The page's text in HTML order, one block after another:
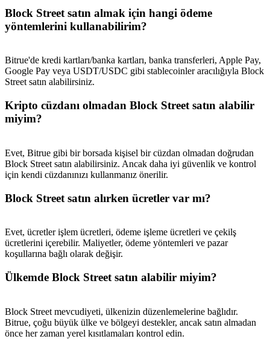
Block Street satın almak için hangi ödeme
yöntemlerini kullanabilirim?
Bitrue'de kredi kartları/banka kartları, banka transferleri, Apple Pay,
Google Pay veya USDT/USDC gibi stablecoinler aracılığıyla Block
Street satın alabilirsiniz.
Kripto cüzdanı olmadan Block Street satın alabilir
miyim?
Evet, Bitrue gibi bir borsada kişisel bir cüzdan olmadan doğrudan
Block Street satın alabilirsiniz. Ancak daha iyi güvenlik ve kontrol
için kendi cüzdanınızı kullanmanız önerilir.
Block Street satın alırken ücretler var mı?
Evet, ücretler işlem ücretleri, ödeme işleme ücretleri ve çekilş
ücretlerini içerebilir. Maliyetler, ödeme yöntemleri ve pazar
koşullarına bağlı olarak değişir.
Ülkemde Block Street satın alabilir miyim?
Block Street mevcudiyeti, ülkenizin düzenlemelerine bağlıdır.
Bitrue, çoğu büyük ülke ve bölgeyi destekler, ancak satın almadan
önce her zaman yerel kısıtlamaları kontrol edin.